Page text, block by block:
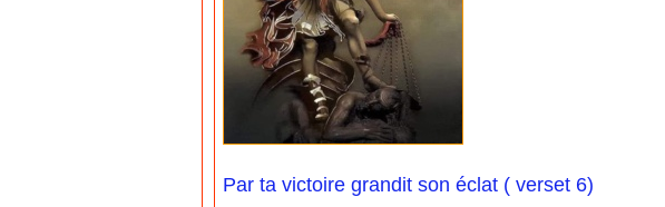
Par ta victoire grandit son éclat ( verset 6)